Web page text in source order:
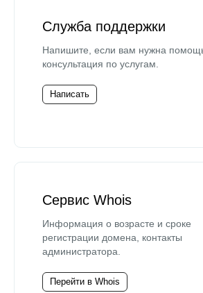
Служба поддержки
Напишите, если вам нужна
консультация по услугам.
Написать
Сервис Whois
Информация о возрасте и сроке
регистрации домена, контакты
администратора.
Перейти в Whois